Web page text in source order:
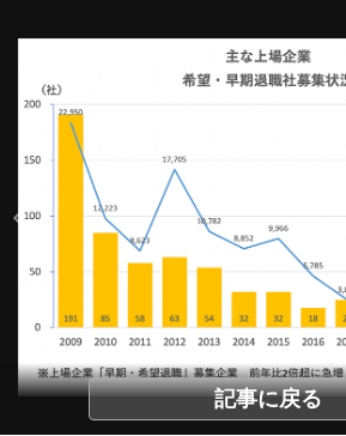
記事に戻る